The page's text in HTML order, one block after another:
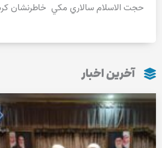
حجت الاسلام سالاري مكي خاطرنشان كرد: علاقمندان
آخرین اخبار